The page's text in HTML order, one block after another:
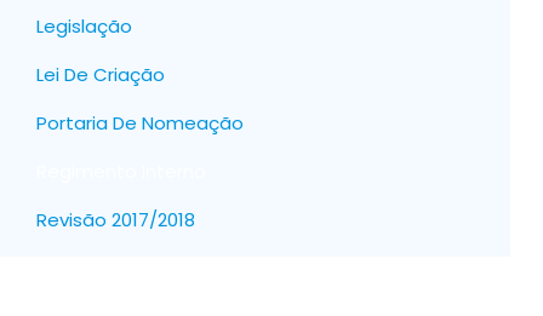
Legislação
Lei De Criação
Portaria De Nomeação
Revisão 2017/2018